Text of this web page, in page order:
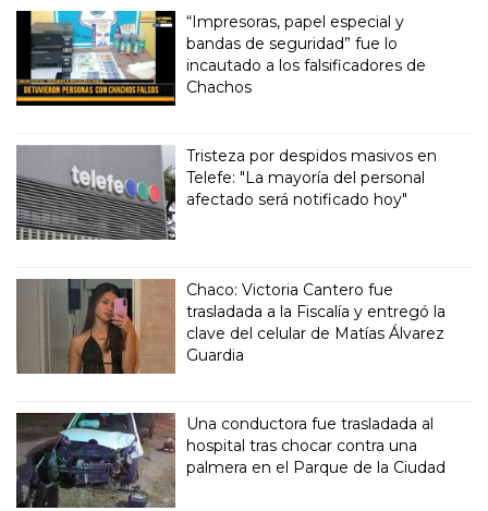
“Impresoras, papel especial y
bandas de seguridad” fue lo
incautado a los falsificadores de
Chachos
Tristeza por despidos masivos en
Telefe: "La mayoría del personal
afectado será notificado hoy"
Chaco: Victoria Cantero fue
trasladada a la Fiscalía y entregó la
clave del celular de Matías Álvarez
Guardia
Una conductora fue trasladada al
hospital tras chocar contra una
palmera en el Parque de la Ciudad